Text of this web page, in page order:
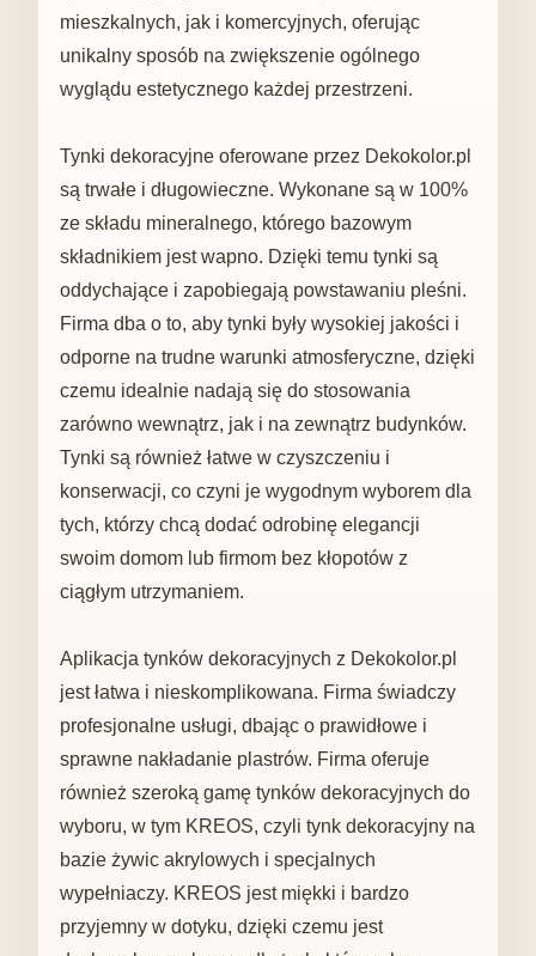
mieszkalnych, jak i komercyjnych, oferując
unikalny sposób na zwiększenie ogólnego
wyglądu estetycznego każdej przestrzeni.
Tynki dekoracyjne oferowane przez Dekokolor.pl
są trwałe i długowieczne. Wykonane są w 100%
ze składu mineralnego, którego bazowym
składnikiem jest wapno. Dzięki temu tynki są
oddychające i zapobiegają powstawaniu pleśni.
Firma dba o to, aby tynki były wysokiej jakości i
odporne na trudne warunki atmosferyczne, dzięki
czemu idealnie nadają się do stosowania
zarówno wewnątrz, jak i na zewnątrz budynków.
Tynki są również łatwe w czyszczeniu i
konserwacji, co czyni je wygodnym wyborem dla
tych, którzy chcą dodać odrobinę elegancji
swoim domom lub firmom bez kłopotów z
ciągłym utrzymaniem.
Aplikacja tynków dekoracyjnych z Dekokolor.pl
jest łatwa i nieskomplikowana. Firma świadczy
profesjonalne usługi, dbając o prawidłowe i
sprawne nakładanie plastrów. Firma oferuje
również szeroką gamę tynków dekoracyjnych do
wyboru, w tym KREOS, czyli tynk dekoracyjny na
bazie żywic akrylowych i specjalnych
wypełniaczy. KREOS jest miękki i bardzo
przyjemny w dotyku, dzięki czemu jest